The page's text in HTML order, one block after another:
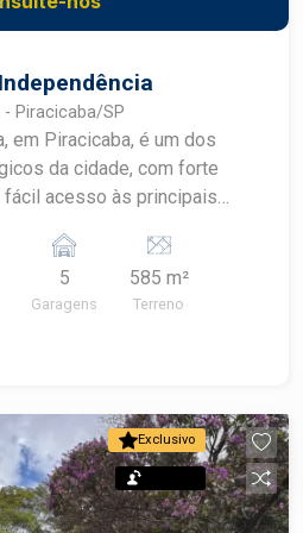
Piracicaba/SP
em Piracicaba, é um dos
da cidade, com forte
acesso às principais
Região consolidada,
veículos e pedestres.
com Rua Bela Vista,
privilegiada.
ou lojas Esquina
maior exposição
5
Garagens
585 m²
Terreno
Exclusivo